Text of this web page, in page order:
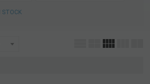
STOCK